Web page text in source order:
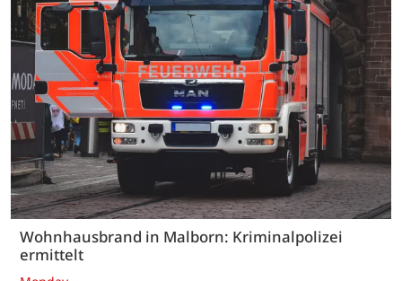
Wohnhausbrand in Malborn: Kriminalpolizei
ermittelt